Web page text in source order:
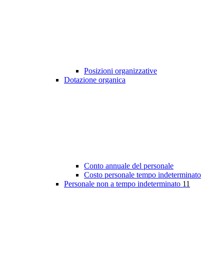
Posizioni organizzative
Dotazione organica
Conto annuale del personale
Costo personale tempo indeterminato
Personale non a tempo indeterminato 11